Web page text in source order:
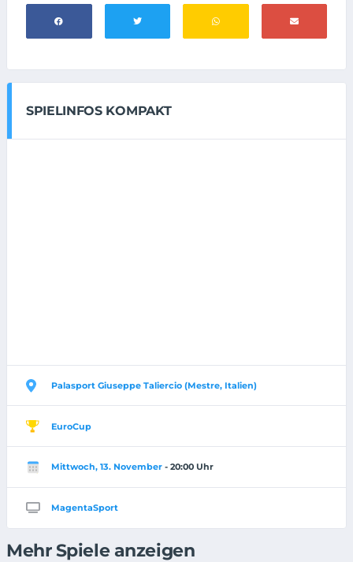
SPIELINFOS KOMPAKT
Palasport Giuseppe Taliercio (Mestre, Italien)
EuroCup
Mittwoch, 13. November - 20:00 Uhr
MagentaSport
Mehr Spiele anzeigen